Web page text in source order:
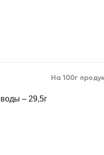
На 100г
– 29,5г